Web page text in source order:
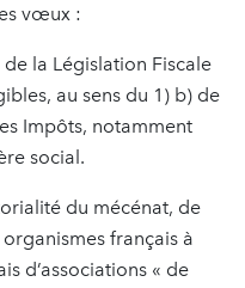
vœux :
la Législation Fiscale
au sens du 1) b) de
Impôts, notamment
social.
du mécénat, de
français à
d’associations « de